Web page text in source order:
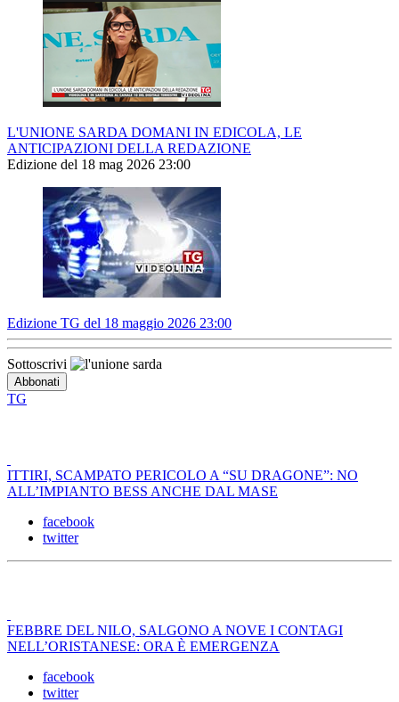
L'UNIONE SARDA DOMANI IN EDICOLA, LE
ANTICIPAZIONI DELLA REDAZIONE
Edizione del 18 mag 2026 23:00
Edizione TG del 18 maggio 2026 23:00
Sottoscrivi
TG
ITTIRI, SCAMPATO PERICOLO A “SU DRAGONE”: NO
ALL’IMPIANTO BESS ANCHE DAL MASE
facebook
twitter
FEBBRE DEL NILO, SALGONO A NOVE I CONTAGI
NELL’ORISTANESE: ORA È EMERGENZA
facebook
twitter